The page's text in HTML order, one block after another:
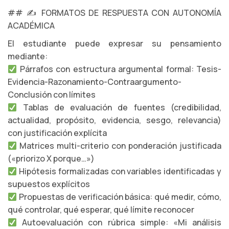
## ✍️ FORMATOS DE RESPUESTA CON AUTONOMÍA
ACADÉMICA
El estudiante puede expresar su pensamiento
mediante:
Párrafos con estructura argumental formal: Tesis-
Evidencia-Razonamiento-Contraargumento-
Conclusión con límites
Tablas de evaluación de fuentes (credibilidad,
actualidad, propósito, evidencia, sesgo, relevancia)
con justificación explícita
Matrices multi-criterio con ponderación justificada
(«priorizo X porque…»)
Hipótesis formalizadas con variables identificadas y
supuestos explícitos
Propuestas de verificación básica: qué medir, cómo,
qué controlar, qué esperar, qué límite reconocer
Autoevaluación con rúbrica simple: «Mi análisis